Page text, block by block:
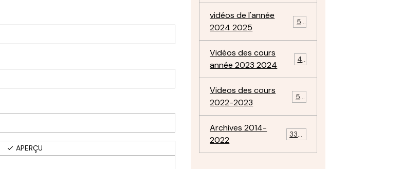
APERÇU
vidéos de l'année
2024 2025
57
Vidéos des cours
année 2023 2024
47
Videos des cours
2022-2023
50
Archives 2014-
2022
334